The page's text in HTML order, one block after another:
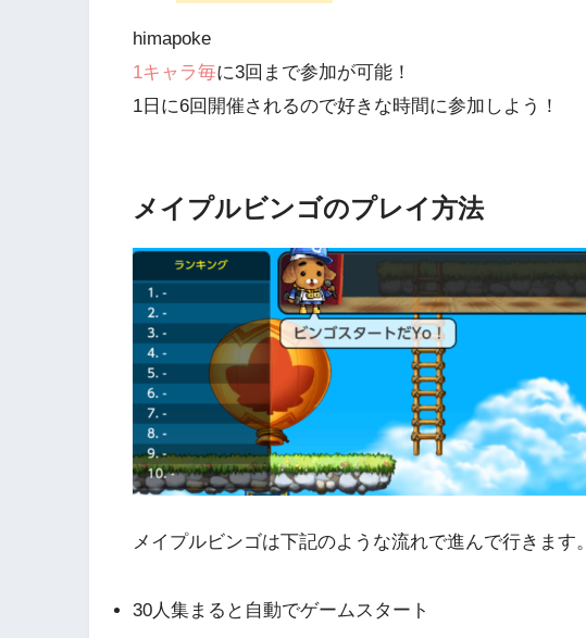
himapoke
1キャラ毎に3回まで参加が可能！
1日に6回開催されるので好きな時間に参加しよう！
メイプルビンゴのプレイ方法
メイプルビンゴは下記のような流れで進んで行きます。
30人集まると自動でゲームスタート